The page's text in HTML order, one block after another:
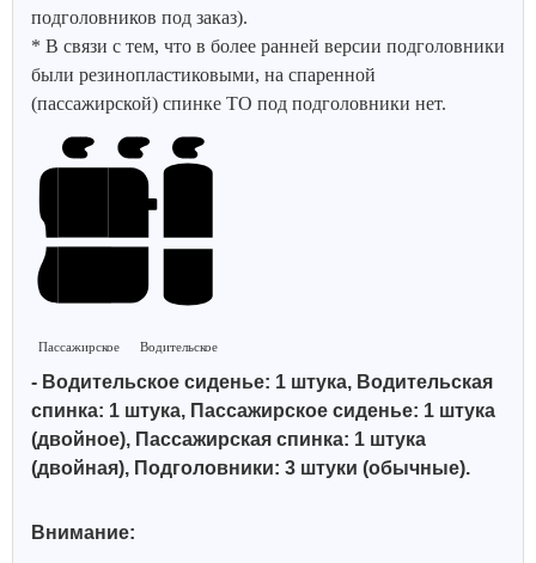
подголовников под заказ).
* В связи с тем, что в более ранней версии подголовники
были резинопластиковыми, на спаренной
(пассажирской) спинке ТО под подголовники нет.
Пассажирское Водительское
- Водительское сиденье: 1 штука, Водительская
спинка: 1 штука, Пассажирское сиденье: 1 штука
(двойное), Пассажирская спинка: 1 штука
(двойная), Подголовники: 3 штуки (обычные).
Внимание: